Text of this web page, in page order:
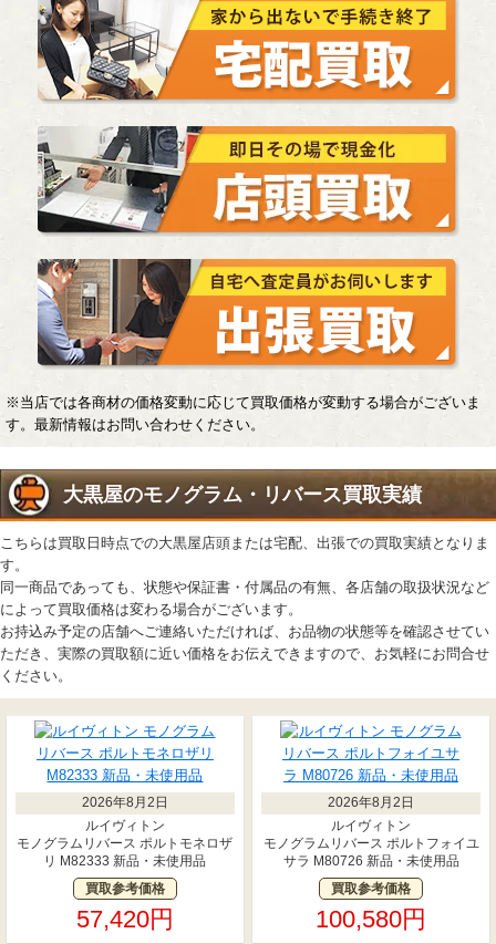
※当店では各商材の価格変動に応じて買取価格が変動する場合がございま
す。最新情報はお問い合わせください。
大黒屋のモノグラム・リバース買取実績
こちらは買取日時点での大黒屋店頭または宅配、出張での買取実績となりま
す。
同一商品であっても、状態や保証書・付属品の有無、各店舗の取扱状況など
によって買取価格は変わる場合がございます。
お持込み予定の店舗へご連絡いただければ、お品物の状態等を確認させてい
ただき、実際の買取額に近い価格をお伝えできますので、お気軽にお問合せ
ください。
2026年8月2日
ルイヴィトン
モノグラムリバース ポルトモネロザ
リ M82333 新品・未使用品
買取参考価格
57,420円
2026年8月2日
ルイヴィトン
モノグラムリバース ポルトフォイユ
サラ M80726 新品・未使用品
買取参考価格
100,580円